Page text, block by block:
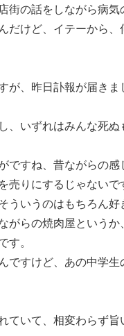
街の話をしながら病
だけど、イテーから
、昨日訃報が届きま
、いずれはみんな死
すね、昔ながらの感
りにするじゃないで
いうのはもちろん好
がらの焼肉屋という
。
ですけど、あの中学
いて、相変わらず旨